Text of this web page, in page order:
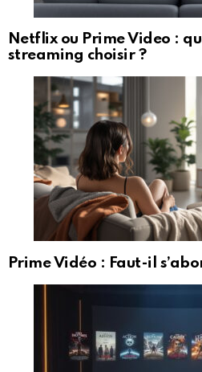
Netflix ou Prime Video :
streaming choisir ?
Prime Vidéo : Faut-il